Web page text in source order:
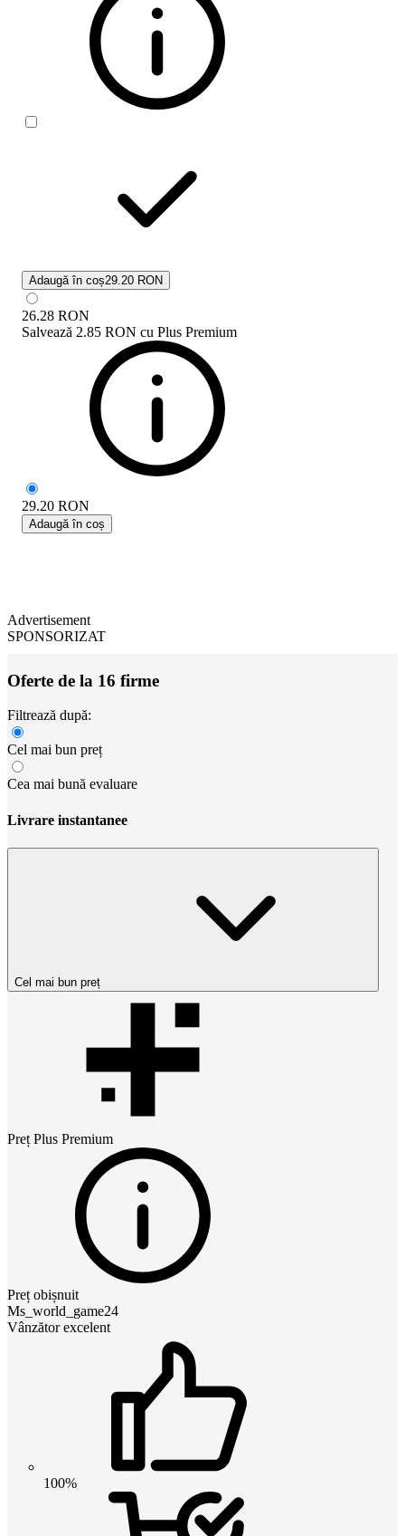
Adaugă în coș29.20 RON
26.28 RON
Salvează 2.85 RON cu Plus Premium
29.20 RON
Adaugă în coș
Advertisement
SPONSORIZAT
Oferte de la 16 firme
Filtrează după:
Cel mai bun preț
Cea mai bună evaluare
Livrare instantanee
Cel mai bun preț
Preț Plus Premium
Preț obișnuit
Ms_world_game24
Vânzător excelent
100%